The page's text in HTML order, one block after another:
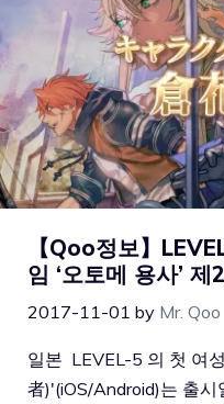
【Qoo정보】
임 ‘오토메 용사’
2017-11-01 by Mr. Qoo
일본 LEVEL-5 의 첫 여
者)'(iOS/Android)는 출